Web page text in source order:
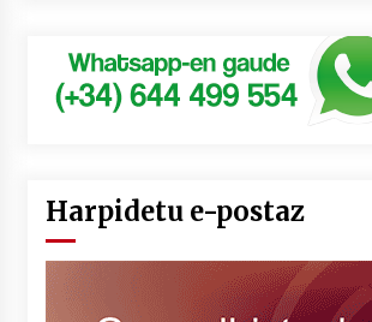
Harpidetu e-postaz